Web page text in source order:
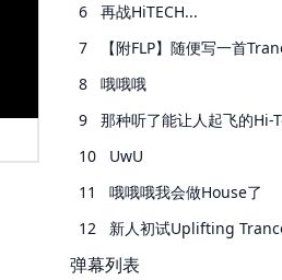
6
再战HiTECH...
7
【附FLP】随便写一首
8
哦哦哦
9
那种听了能让人起飞的Hi-
10
UwU
11
哦哦哦我会做House了
12
新人初试Uplifting
弹幕列表